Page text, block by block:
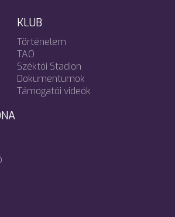
KLUB
Történelem
TAO
Széktói Stadion
Dokumentumok
Támogatói videók